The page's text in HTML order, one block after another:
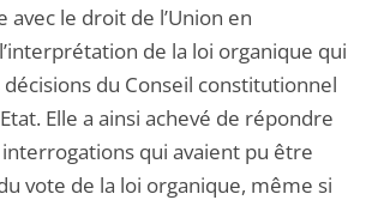
avec le droit de l’Union en
de la loi organique qui
du Conseil constitutionnel
Elle a ainsi achevé de répondre
qui avaient pu être
vote de la loi organique, même si